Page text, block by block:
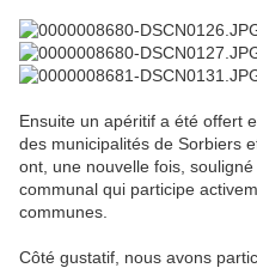
Ensuite un apéritif a été offert
des municipalités de Sorbiers
ont, une nouvelle fois,
communal qui participe
communes.
Côté gustatif, nous avons